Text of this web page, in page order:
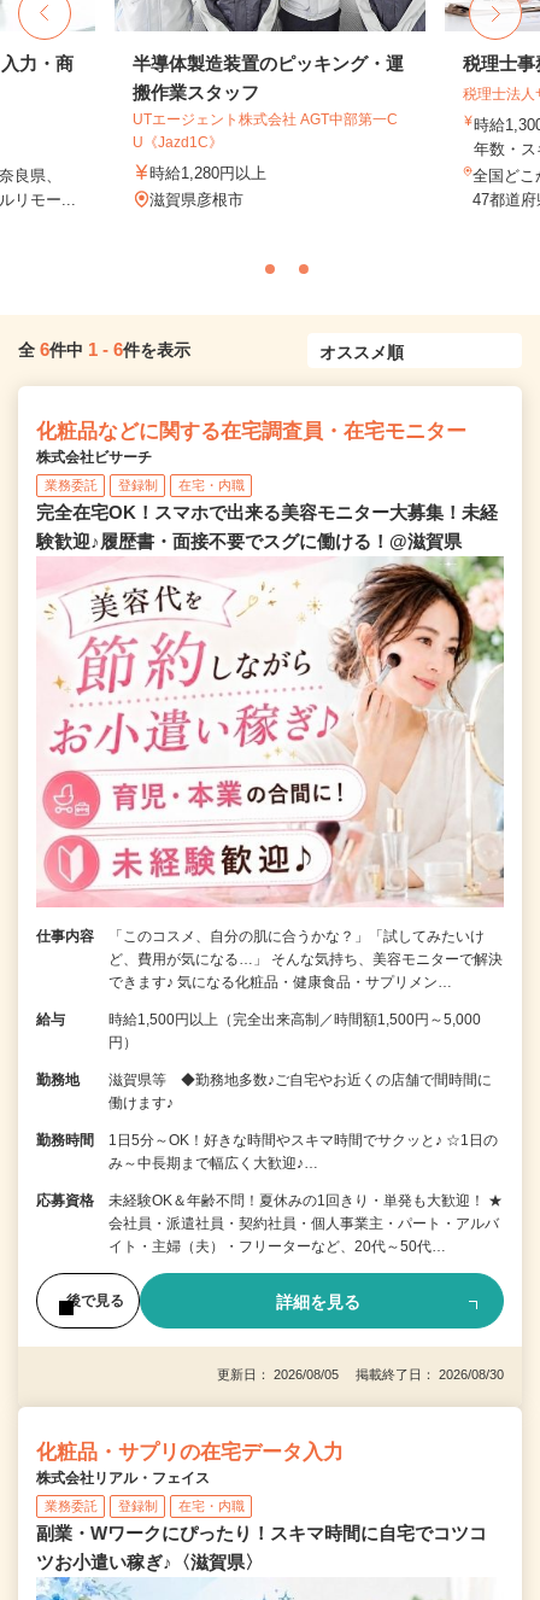
力・商
良県、
リモー...
半導体製造装置のピッキング・運
搬作業スタッフ
UTエージェント株式会社 AGT中部第一C
U《Jazd1C》
時給1,280円以上
滋賀県彦根市
税理士事
税理士法人
時給
年数・
全国どこ
47都道
全 6件中 1 - 6件を表示
化粧品などに関する在宅調査員・在宅モニター
株式会社ビサーチ
業務委託 登録制 在宅・内職
完全在宅OK！スマホで出来る美容モニター大募集！未経
験歓迎♪履歴書・面接不要でスグに働ける！@滋賀県
仕事内容
「このコスメ、自分の肌に合うかな？」「試してみたいけ
ど、費用が気になる…」 そんな気持ち、美容モニターで解決
できます♪ 気になる化粧品・健康食品・サプリメン…
給与
時給1,500円以上（完全出来高制／時間額1,500円～5,000
円）
勤務地
滋賀県等 ◆勤務地多数♪ご自宅やお近くの店舗で間時間に
働けます♪
勤務時間
1日5分～OK！好きな時間やスキマ時間でサクッと♪ ☆1日の
み～中長期まで幅広く大歓迎♪…
応募資格
未経験OK＆年齢不問！夏休みの1回きり・単発も大歓迎！ ★
会社員・派遣社員・契約社員・個人事業主・パート・アルバ
イト・主婦（夫）・フリーターなど、20代～50代…
後で見る 詳細を見る
更新日： 2026/08/05 掲載終了日： 2026/08/30
化粧品・サプリの在宅データ入力
株式会社リアル・フェイス
業務委託 登録制 在宅・内職
副業・Wワークにぴったり！スキマ時間に自宅でコツコ
ツお小遣い稼ぎ♪〈滋賀県〉